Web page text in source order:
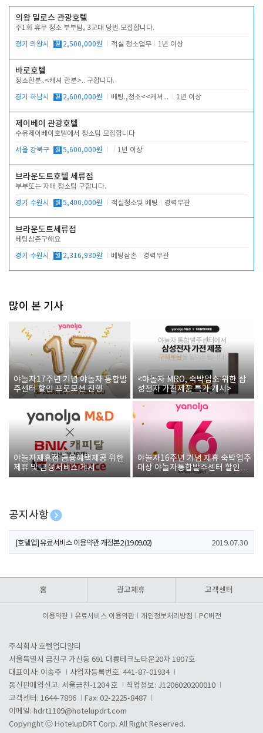
의왕 밀로스 관광호텔
주1회 휴무 청소 부부팀, 3교대 당번 모집합니다.
경기 의왕시 월 2,500,000원 객실 청소업무 1년 이상
바로호텔
청소한분..<캐셔 한분>.. 구합니다.
경기 하남시 월 2,600,000원 베팅.,청소<<캐셔 모셔봅니다. 1년 이상
제이베이 관광호텔
수유제이베이호텔에서 청소팀 모집합니다
서울 강북구 월 5,600,000원 1년 이상
브라운도트호텔 세류점
부부또는 자매 청소팀 구합니다.
경기 수원시 월 5,400,000원 객실청소및 베팅 경력무관
브라운도트세류점
베팅삼촌구해요
경기 수원시 월 2,316,930원 베팅삼촌 경력무관
많이 본 기사
야놀자17주년 기념 야놀자 통합발
주센터 할인 프로모션 진행
<야놀자 MRO, 숙박업소 위한 삼
성전자 가전제품 특가 개시>
야놀자제휴점 금융혜택제공 위한
제휴 및 금융서비스 게시
야놀자16주년 기념 제휴 숙박업주
대상 야놀자통합발주센터 할인쿠
폰 증정
공지사항
[호텔업] 개인정보 처리방침 개정본1 (19.09.02)
[호텔업] 유료서비스 이용약관 개정본2 (19.09.02) 2019.07.30
홈 광고제휴 고객센터
이용약관 유료서비스 이용약관 개인정보처리방침 PC버전
주식회사 호텔업디알티
서울특별시 금천구 가산동 691 대륭테크노타운20차 1807호
대표이사: 이송주
사업자등록번호: 441-87-01934
통신판매업신고: 서울금천-1204 호
직업정보: J1206020200010
고객센터: 1644-7896
Fax: 02-2225-8487
이메일: hdrt1109@hotelupdrt.com
Copyright ⓒ HotelupDRT Corp. All Right Reserved.